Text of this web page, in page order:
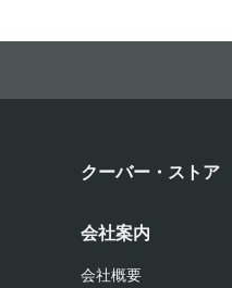
クーバー・ストア
会社案内
会社概要